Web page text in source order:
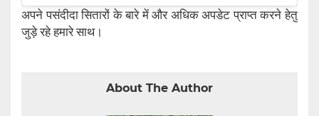
अपने पसंदीदा सितारों के बारे में और अधिक अपडेट प्राप्त करने हेतु
जुड़े रहे हमारे साथ।
About The Author